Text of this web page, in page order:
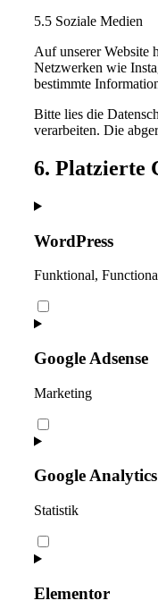
5.5 Soziale Medien
Auf unserer Website
Netzwerken wie
bestimmte
Bitte lies die
verarbeiten. Die
6. Platzierte
WordPress
Funktional,
Consent
to
wordpress
Google Adsense
Marketing
Consent
to
google-
adsense
Google Analytics
Statistik
Consent
to
google-
analytics
Elementor